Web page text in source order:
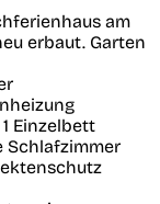
am
erbaut. Garten
Einzelbett
Schlafzimmer